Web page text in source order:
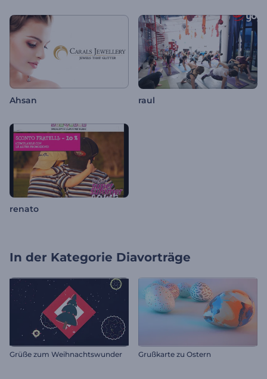
Ahsan raul
renato
In der Kategorie Diavorträge
Grüße zum Weihnachtswunder Grußkarte zu Ostern